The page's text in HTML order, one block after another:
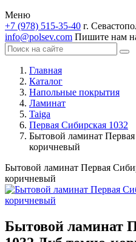
Меню
+7 (978) 515-35-40 г.
info@polsev.com Пишите нам
Главная
Каталог
Напольные покрытия
Ламинат
Taiga
Первая Сибирская 1032
Бытовой ламинат
коричневый
Бытовой ламинат Первая
коричневый
Бытовой ламинат